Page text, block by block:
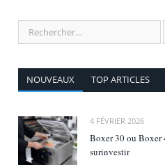
NOUVEAUX TOP ARTICLES
4 FÉVRIER 2026
Boxer 30 ou Boxer
surinvestir